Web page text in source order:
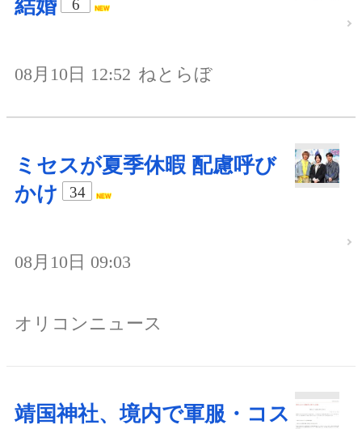
結婚
6
08月10日 12:52 ねとらぼ
ミセスが夏季休暇 配慮呼び
かけ
34
08月10日 09:03
オリコンニュース
靖国神社、境内で軍服・コス